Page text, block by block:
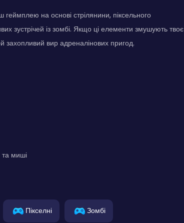
на основі стрілянини, піксельного
зустрічей із зомбі. Якщо ці елементи змушують твоє
вир адреналінових пригод.
та миші
Пікселні Зомбі